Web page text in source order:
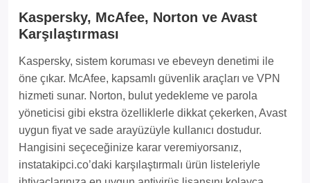
Kaspersky, McAfee, Norton ve Avast
Karşılaştırması
Kaspersky, sistem koruması ve ebeveyn denetimi ile
öne çıkar. McAfee, kapsamlı güvenlik araçları ve VPN
hizmeti sunar. Norton, bulut yedekleme ve parola
yöneticisi gibi ekstra özelliklerle dikkat çekerken, Avast
uygun fiyat ve sade arayüzüyle kullanıcı dostudur.
Hangisini seçeceğinize karar veremiyorsanız,
instatakipci.co’daki karşılaştırmalı ürün listeleriyle